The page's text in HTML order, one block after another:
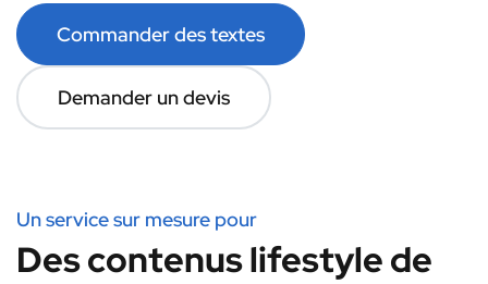
Commander des textes
Demander un devis
Un service sur mesure pour
Des contenus lifestyle de